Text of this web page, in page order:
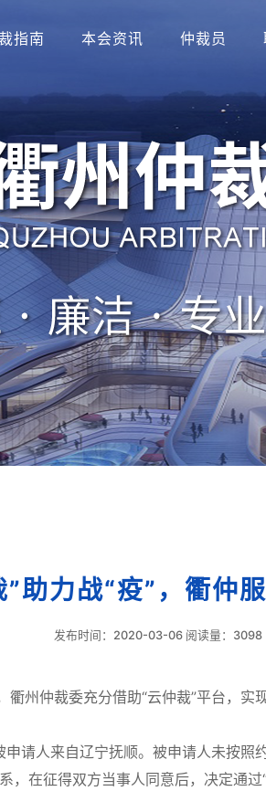
指南 本会资讯 仲裁员
”助力战“疫”，衢仲
发布时间：2020-03-06 阅读量：3098
仲裁委充分借助“云仲裁”平台，实
人来自辽宁抚顺。被申请人未按照
在征得双方当事人同意后，决定通过